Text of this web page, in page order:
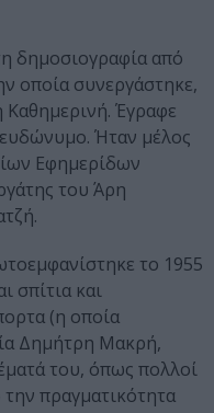
δημοσιογραφία από
οποία συνεργάστηκε,
Καθημερινή. Έγραφε
Ήταν μέλος
Εφημερίδων
του Άρη
το 1955
σπίτια και
(η οποία
Δημήτρη Μακρή,
του, όπως πολλοί
πραγματικότητα